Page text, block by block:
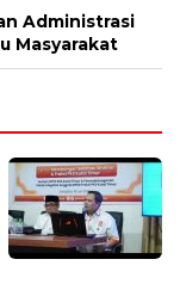
Administrasi
Masyarakat